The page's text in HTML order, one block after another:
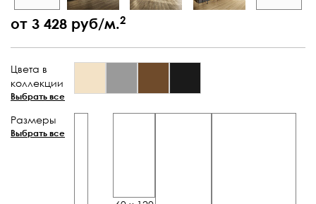
от 3 428 руб/м.2
Цвета в
коллекции
Выбрать все
Размеры
Выбрать все